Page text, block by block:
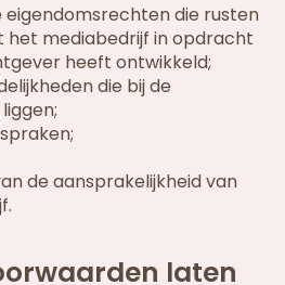
eigendomsrechten die rusten
het mediabedrijf in opdracht
heeft ontwikkeld;
die bij de
de aansprakelijkheid van
laten